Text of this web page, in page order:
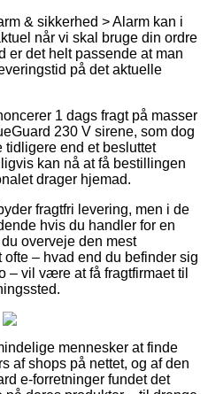
& sikkerhed > Alarm kan i
når vi skal bruge din ordre
er det helt passende at man
på det aktuelle
1 dags fragt på masser
230 V sirene, som dog
tidligere end et besluttet
kan nå at få bestillingen
drager hjemad.
fragtfri levering, men i de
hvis du handler for en
overveje den mest
– hvad end du befinder sig
– vil være at få fragtfirmaet til
mennesker at finde
af shops på nettet, og af den
e-forretninger fundet det